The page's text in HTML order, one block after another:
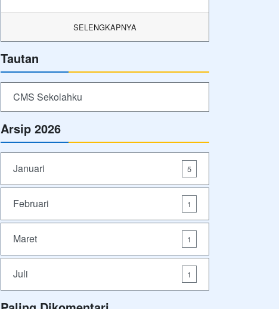
SELENGKAPNYA
Tautan
CMS Sekolahku
Arsip 2026
Januari 5
Februari 1
Maret 1
Juli 1